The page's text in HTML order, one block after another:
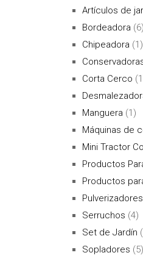
Artículos de
Bordeadora (6)
Chipeadora (1)
Corta Cerco
Manguera (1)
Máquinas de
Mini Tractor
Productos
Productos
Pulverizadores
Serruchos (4)
Set de Jardín
Sopladores (5)